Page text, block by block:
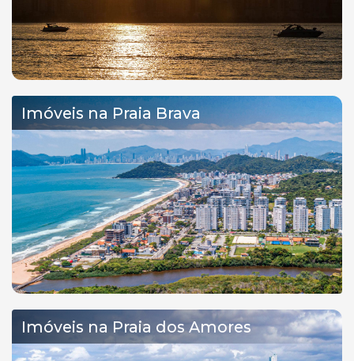
Imóveis na Praia Brava
Imóveis na Praia dos Amores